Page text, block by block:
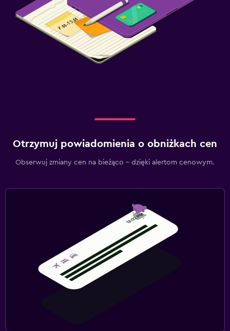
Otrzymuj powiadomienia o obniżkach cen
Obserwuj zmiany cen na bieżąco – dzięki alertom cenowym.